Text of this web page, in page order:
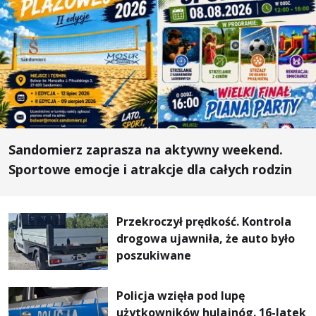
Sandomierz zaprasza na aktywny weekend.
Sportowe emocje i atrakcje dla całych rodzin
Przekroczył prędkość. Kontrola
drogowa ujawniła, że auto było
poszukiwane
Policja wzięła pod lupę
użytkowników hulajnóg. 16-latek